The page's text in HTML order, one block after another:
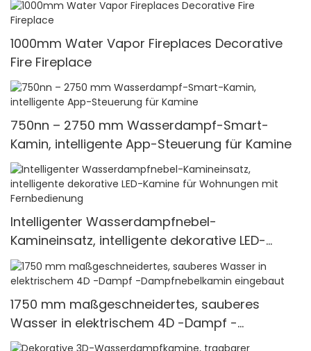
1000mm Water Vapor Fireplaces Decorative
Fire Fireplace
750nn – 2750 mm Wasserdampf-Smart-
Kamin, intelligente App-Steuerung für Kamine
Intelligenter Wasserdampfnebel-
Kamineinsatz, intelligente dekorative LED-
Kamine für Wohnungen mit Fernbedienung
1750 mm maßgeschneidertes, sauberes
Wasser in elektrischem 4D -Dampf -
Dampfnebelkamin eingebaut